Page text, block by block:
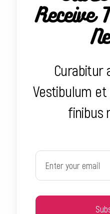
Receive
Curabitur
Vestibulum
finibus